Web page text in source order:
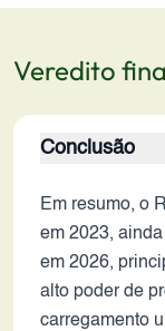
Veredito
Conclusão
Em resumo, o
em 2023,
em 2026,
alto poder de
carregamento